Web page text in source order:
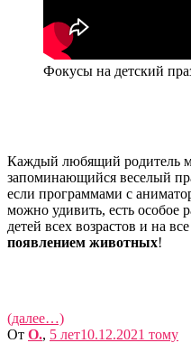
Фокусы на детский
Каждый любящий родитель
запоминающийся веселый
если программами с
можно удивить, есть особое
детей всех возрастов и на
появлением животных!
(далее…)
От O., 5 лет10.12.2021 тому